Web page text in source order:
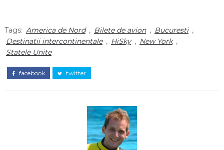
Tags: America de Nord , Bilete de avion , Bucuresti ,
Destinatii intercontinentale , HiSky , New York ,
Statele Unite
facebook twitter